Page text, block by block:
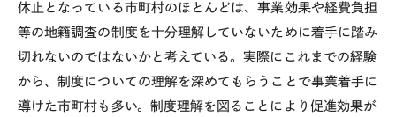
休止となっている市町村のほとんどは、事業効果や経費負担
等の地籍調査の制度を十分理解していないために着手に踏み
切れないのではないかと考えている。実際にこれまでの経験
から、制度についての理解を深めてもらうことで事業着手に
導けた市町村も多い。制度理解を図ることにより促進効果が